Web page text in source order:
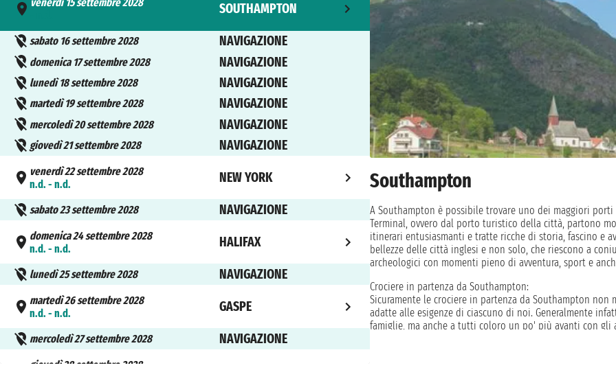
SOUTHAMPTON
sabato 16 settembre 2028 NAVIGAZIONE
domenica 17 settembre 2028 NAVIGAZIONE
lunedì 18 settembre 2028 NAVIGAZIONE
martedì 19 settembre 2028 NAVIGAZIONE
mercoledì 20 settembre 2028 NAVIGAZIONE
giovedì 21 settembre 2028 NAVIGAZIONE
venerdì 22 settembre 2028
n.d. - n.d.
NEW YORK
sabato 23 settembre 2028 NAVIGAZIONE
domenica 24 settembre 2028
n.d. - n.d.
HALIFAX
lunedì 25 settembre 2028 NAVIGAZIONE
martedì 26 settembre 2028
n.d. - n.d.
GASPE
mercoledì 27 settembre 2028 NAVIGAZIONE
giovedì 28 settembre 2028
Southampton
A Southampton è possibile trovare uno dei maggiori
Terminal, ovvero dal porto turistico della città, partono
itinerari entusiasmanti e tratte ricche di storia, fascino e
bellezze delle città inglesi e non solo, che riescono a
archeologici con momenti pieno di avventura, sport e
Crociere in partenza da Southampton:
Sicuramente le crociere in partenza da Southampton
adatte alle esigenze di ciascuno di noi. Generalmente
famiglie, ma anche a tutti coloro un po' più avanti con
della vacanza. I prezzi sono del tutto accessibili con una